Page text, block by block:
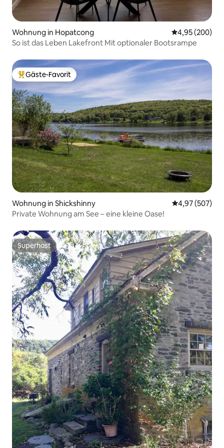
Wohnung in Hopatcong
4,95 (200)
So ist das Leben Lakefront Mit optionaler Bootsrampe
Beliebter Gäste-Favorit.
Gäste-Favorit
Wohnung in Shickshinny
4,97 (507)
Private Wohnung am See – eine kleine Oase!
Superhost
Superhost